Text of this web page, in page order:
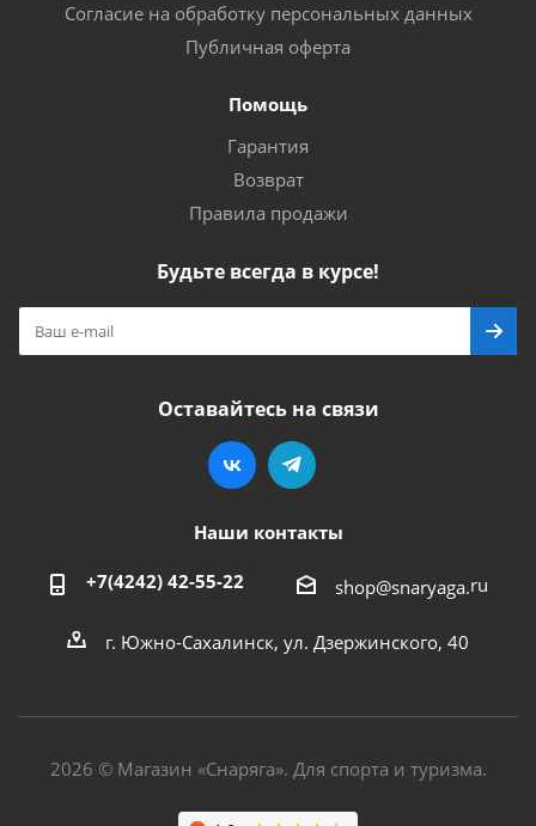
Согласие на обработку персональных данных
Публичная оферта
Помощь
Гарантия
Возврат
Правила продажи
Будьте всегда в курсе!
Оставайтесь на связи
Наши контакты
+7(4242) 42-55-22 shop@snaryaga.ru
г. Южно-Сахалинск, ул. Дзержинского, 40
2026 © Магазин «Снаряга». Для спорта и туризма.